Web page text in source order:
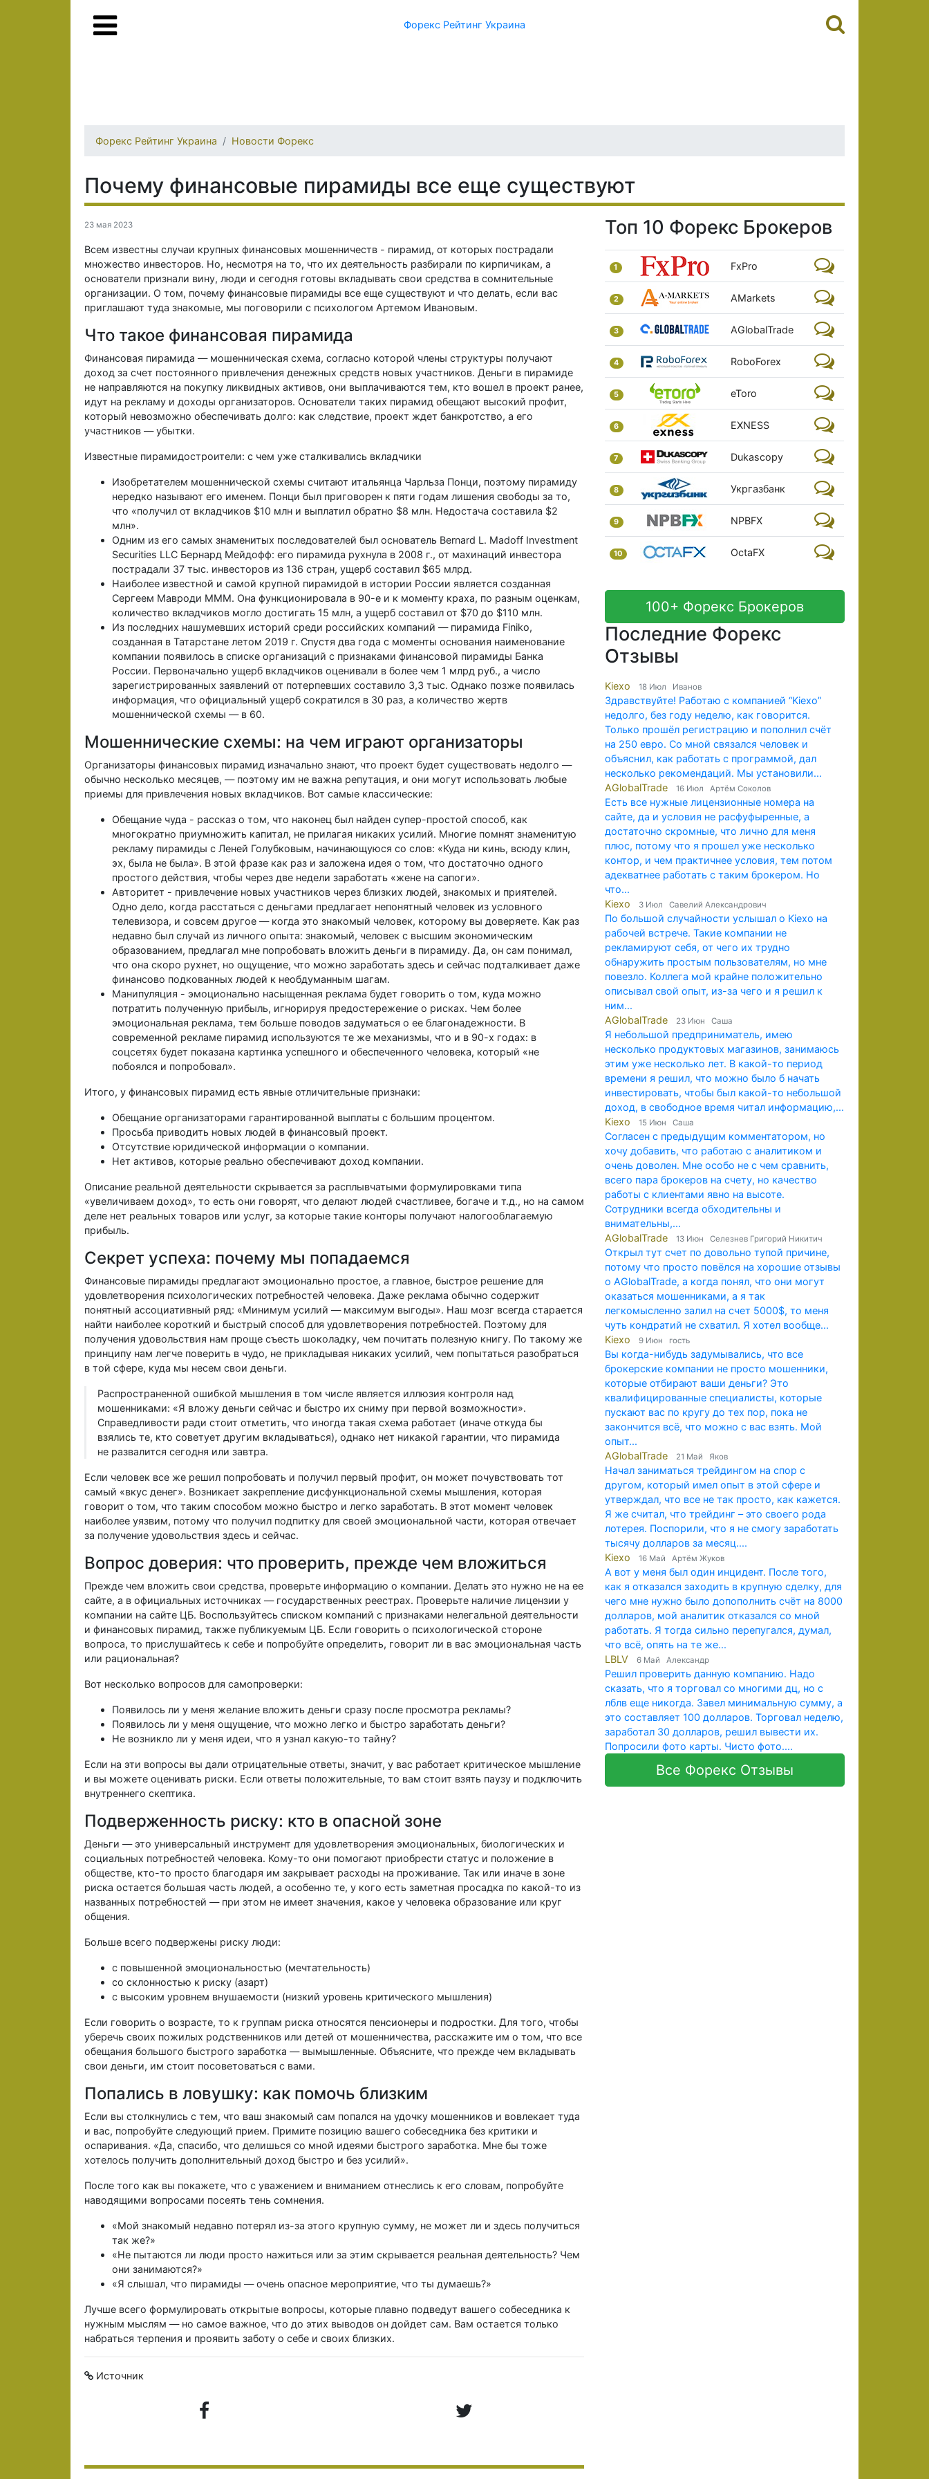
Форекс Рейтинг Украина
Форекс Рейтинг Украина Новости Форекс
Почему финансовые пирамиды все еще существуют
23 мая 2023
Всем известны случаи крупных финансовых мошенничеств - пирамид, от которых пострадали
множество инвесторов. Но, несмотря на то, что их деятельность разбирали по кирпичикам, а
основатели признали вину, люди и сегодня готовы вкладывать свои средства в сомнительные
организации. О том, почему финансовые пирамиды все еще существуют и что делать, если вас
приглашают туда знакомые, мы поговорили с психологом Артемом Ивановым.
Что такое финансовая пирамида
Финансовая пирамида — мошенническая схема, согласно которой члены структуры получают
доход за счет постоянного привлечения денежных средств новых участников. Деньги в пирамиде
не направляются на покупку ликвидных активов, они выплачиваются тем, кто вошел в проект ранее,
идут на рекламу и доходы организаторов. Основатели таких пирамид обещают высокий профит,
который невозможно обеспечивать долго: как следствие, проект ждет банкротство, а его
участников — убытки.
Известные пирамидостроители: с чем уже сталкивались вкладчики
Изобретателем мошеннической схемы считают итальянца Чарльза Понци, поэтому пирамиду
нередко называют его именем. Понци был приговорен к пяти годам лишения свободы за то,
что «получил от вкладчиков $10 млн и выплатил обратно $8 млн. Недостача составила $2
млн».
Одним из его самых знаменитых последователей был основатель Bernard L. Madoff Investment
Securities LLC Бернард Мейдофф: его пирамида рухнула в 2008 г., от махинаций инвестора
пострадали 37 тыс. инвесторов из 136 стран, ущерб составил $65 млрд.
Наиболее известной и самой крупной пирамидой в истории России является созданная
Сергеем Мавроди МММ. Она функционировала в 90-е и к моменту краха, по разным оценкам,
количество вкладчиков могло достигать 15 млн, а ущерб составил от $70 до $110 млн.
Из последних нашумевших историй среди российских компаний — пирамида Finiko,
созданная в Татарстане летом 2019 г. Спустя два года с моменты основания наименование
компании появилось в списке организаций с признаками финансовой пирамиды Банка
России. Первоначально ущерб вкладчиков оценивали в более чем 1 млрд руб., а число
зарегистрированных заявлений от потерпевших составило 3,3 тыс. Однако позже появилась
информация, что официальный ущерб сократился в 30 раз, а количество жертв
мошеннической схемы — в 60.
Мошеннические схемы: на чем играют организаторы
Организаторы финансовых пирамид изначально знают, что проект будет существовать недолго —
обычно несколько месяцев, — поэтому им не важна репутация, и они могут использовать любые
приемы для привлечения новых вкладчиков. Вот самые классические:
Обещание чуда - рассказ о том, что наконец был найден супер-простой способ, как
многократно приумножить капитал, не прилагая никаких усилий. Многие помнят знаменитую
рекламу пирамиды с Леней Голубковым, начинающуюся со слов: «Куда ни кинь, всюду клин,
эх, была не была». В этой фразе как раз и заложена идея о том, что достаточно одного
простого действия, чтобы через две недели заработать «жене на сапоги».
Авторитет - привлечение новых участников через близких людей, знакомых и приятелей.
Одно дело, когда расстаться с деньгами предлагает непонятный человек из условного
телевизора, и совсем другое — когда это знакомый человек, которому вы доверяете. Как раз
недавно был случай из личного опыта: знакомый, человек с высшим экономическим
образованием, предлагал мне попробовать вложить деньги в пирамиду. Да, он сам понимал,
что она скоро рухнет, но ощущение, что можно заработать здесь и сейчас подталкивает даже
финансово подкованных людей к необдуманным шагам.
Манипуляция - эмоционально насыщенная реклама будет говорить о том, куда можно
потратить полученную прибыль, игнорируя предостережение о рисках. Чем более
эмоциональная реклама, тем больше поводов задуматься о ее благонадежности. В
современной рекламе пирамид используются те же механизмы, что и в 90-х годах: в
соцсетях будет показана картинка успешного и обеспеченного человека, который «не
побоялся и попробовал».
Итого, у финансовых пирамид есть явные отличительные признаки:
Обещание организаторами гарантированной выплаты с большим процентом.
Просьба приводить новых людей в финансовый проект.
Отсутствие юридической информации о компании.
Нет активов, которые реально обеспечивают доход компании.
Описание реальной деятельности скрывается за расплывчатыми формулировками типа
«увеличиваем доход», то есть они говорят, что делают людей счастливее, богаче и т.д., но на самом
деле нет реальных товаров или услуг, за которые такие конторы получают налогооблагаемую
прибыль.
Секрет успеха: почему мы попадаемся
Финансовые пирамиды предлагают эмоционально простое, а главное, быстрое решение для
удовлетворения психологических потребностей человека. Даже реклама обычно содержит
понятный ассоциативный ряд: «Минимум усилий — максимум выгоды». Наш мозг всегда старается
найти наиболее короткий и быстрый способ для удовлетворения потребностей. Поэтому для
получения удовольствия нам проще съесть шоколадку, чем почитать полезную книгу. По такому же
принципу нам легче поверить в чудо, не прикладывая никаких усилий, чем попытаться разобраться
в той сфере, куда мы несем свои деньги.
Распространенной ошибкой мышления в том числе является иллюзия контроля над
мошенниками: «Я вложу деньги сейчас и быстро их сниму при первой возможности».
Справедливости ради стоит отметить, что иногда такая схема работает (иначе откуда бы
взялись те, кто советует другим вкладываться), однако нет никакой гарантии, что пирамида
не развалится сегодня или завтра.
Если человек все же решил попробовать и получил первый профит, он может почувствовать тот
самый «вкус денег». Возникает закрепление дисфункциональной схемы мышления, которая
говорит о том, что таким способом можно быстро и легко заработать. В этот момент человек
наиболее уязвим, потому что получил подпитку для своей эмоциональной части, которая отвечает
за получение удовольствия здесь и сейчас.
Вопрос доверия: что проверить, прежде чем вложиться
Прежде чем вложить свои средства, проверьте информацию о компании. Делать это нужно не на ее
сайте, а в официальных источниках — государственных реестрах. Проверьте наличие лицензии у
компании на сайте ЦБ. Воспользуйтесь списком компаний с признаками нелегальной деятельности
и финансовых пирамид, также публикуемым ЦБ. Если говорить о психологической стороне
вопроса, то прислушайтесь к себе и попробуйте определить, говорит ли в вас эмоциональная часть
или рациональная?
Вот несколько вопросов для самопроверки:
Появилось ли у меня желание вложить деньги сразу после просмотра рекламы?
Появилось ли у меня ощущение, что можно легко и быстро заработать деньги?
Не возникло ли у меня идеи, что я узнал какую-то тайну?
Если на эти вопросы вы дали отрицательные ответы, значит, у вас работает критическое мышление
и вы можете оценивать риски. Если ответы положительные, то вам стоит взять паузу и подключить
внутреннего скептика.
Подверженность риску: кто в опасной зоне
Деньги — это универсальный инструмент для удовлетворения эмоциональных, биологических и
социальных потребностей человека. Кому-то они помогают приобрести статус и положение в
обществе, кто-то просто благодаря им закрывает расходы на проживание. Так или иначе в зоне
риска остается большая часть людей, а особенно те, у кого есть заметная просадка по какой-то из
названных потребностей — при этом не имеет значения, какое у человека образование или круг
общения.
Больше всего подвержены риску люди:
с повышенной эмоциональностью (мечтательность)
со склонностью к риску (азарт)
с высоким уровнем внушаемости (низкий уровень критического мышления)
Если говорить о возрасте, то к группам риска относятся пенсионеры и подростки. Для того, чтобы
уберечь своих пожилых родственников или детей от мошенничества, расскажите им о том, что все
обещания большого быстрого заработка — вымышленные. Объясните, что прежде чем вкладывать
свои деньги, им стоит посоветоваться с вами.
Попались в ловушку: как помочь близким
Если вы столкнулись с тем, что ваш знакомый сам попался на удочку мошенников и вовлекает туда
и вас, попробуйте следующий прием. Примите позицию вашего собеседника без критики и
оспаривания. «Да, спасибо, что делишься со мной идеями быстрого заработка. Мне бы тоже
хотелось получить дополнительный доход быстро и без усилий».
После того как вы покажете, что с уважением и вниманием отнеслись к его словам, попробуйте
наводящими вопросами посеять тень сомнения.
«Мой знакомый недавно потерял из-за этого крупную сумму, не может ли и здесь получиться
так же?»
«Не пытаются ли люди просто нажиться или за этим скрывается реальная деятельность? Чем
они занимаются?»
«Я слышал, что пирамиды — очень опасное мероприятие, что ты думаешь?»
Лучше всего формулировать открытые вопросы, которые плавно подведут вашего собеседника к
нужным мыслям — но самое важное, что до этих выводов он дойдет сам. Вам остается только
набраться терпения и проявить заботу о себе и своих близких.
Источник
Топ 10 Форекс Брокеров
1 FxPro
2 AMarkets
3 AGlobalTrade
4 RoboForex
5 eToro
6 EXNESS
7 Dukascopy
8 Укргазбанк
9 NPBFX
10 OctaFX
100+ Форекс Брокеров
Последние Форекс
Отзывы
Kiexo 18 Июл Иванов
Здравствуйте! Работаю с компанией “Kiexo”
недолго, без году неделю, как говорится.
Только прошёл регистрацию и пополнил счёт
на 250 евро. Со мной связался человек и
объяснил, как работать с программой, дал
несколько рекомендаций. Мы установили...
AGlobalTrade
16 Июл Артём Соколов
Есть все нужные лицензионные номера на
сайте, да и условия не расфуфыренные, а
достаточно скромные, что лично для меня
плюс, потому что я прошел уже несколько
контор, и чем практичнее условия, тем потом
адекватнее работать с таким брокером. Но
что...
Kiexo
3 Июл Савелий Александрович
По большой случайности услышал о Kiexo на
рабочей встрече. Такие компании не
рекламируют себя, от чего их трудно
обнаружить простым пользователям, но мне
повезло. Коллега мой крайне положительно
описывал свой опыт, из-за чего и я решил к
ним...
AGlobalTrade
23 Июн Саша
Я небольшой предприниматель, имею
несколько продуктовых магазинов, занимаюсь
этим уже несколько лет. В какой-то период
времени я решил, что можно было б начать
инвестировать, чтобы был какой-то небольшой
доход, в свободное время читал информацию,...
Kiexo
15 Июн Саша
Согласен с предыдущим комментатором, но
хочу добавить, что работаю с аналитиком и
очень доволен. Мне особо не с чем сравнить,
всего пара брокеров на счету, но качество
работы с клиентами явно на высоте.
Сотрудники всегда обходительны и
внимательны,...
AGlobalTrade
13 Июн Селезнев Григорий Никитич
Открыл тут счет по довольно тупой причине,
потому что просто повёлся на хорошие отзывы
о AGlobalTrade, а когда понял, что они могут
оказаться мошенниками, а я так
легкомысленно залил на счет 5000$, то меня
чуть кондратий не схватил. Я хотел вообще...
Kiexo
9 Июн гость
Вы когда-нибудь задумывались, что все
брокерские компании не просто мошенники,
которые отбирают ваши деньги? Это
квалифицированные специалисты, которые
пускают вас по кругу до тех пор, пока не
закончится всё, что можно с вас взять. Мой
опыт...
AGlobalTrade
21 Май Яков
Начал заниматься трейдингом на спор с
другом, который имел опыт в этой сфере и
утверждал, что все не так просто, как кажется.
Я же считал, что трейдинг – это своего рода
лотерея. Поспорили, что я не смогу заработать
тысячу долларов за месяц....
Kiexo
16 Май Артём Жуков
А вот у меня был один инцидент. После того,
как я отказался заходить в крупную сделку, для
чего мне нужно было допополнить счёт на 8000
долларов, мой аналитик отказался со мной
работать. Я тогда сильно перепугался, думал,
что всё, опять на те же...
LBLV
6 Май Александр
Решил проверить данную компанию. Надо
сказать, что я торговал со многими дц, но с
лблв еще никогда. Завел минимальную сумму, а
это составляет 100 долларов. Торговал неделю,
заработал 30 долларов, решил вывести их.
Попросили фото карты. Чисто фото....
Все Форекс Отзывы